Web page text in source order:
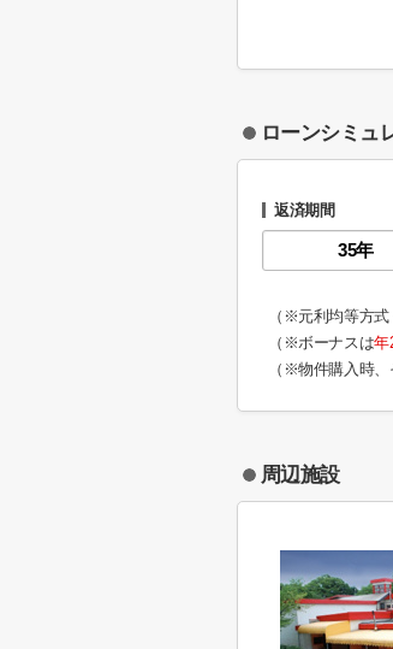
ローンシミュ
返済期間
（※元利均等方式
（※ボーナスは年
（※物件購入時
周辺施設